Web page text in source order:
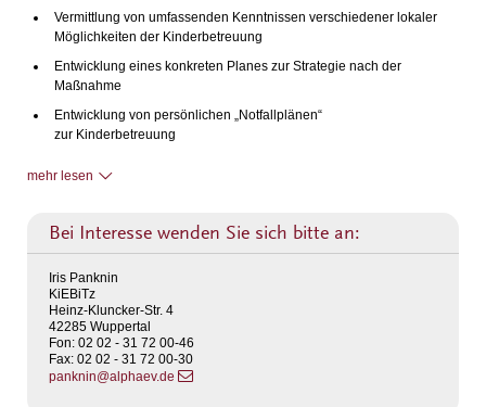
Vermittlung von umfassenden Kenntnissen verschiedener lokaler
Möglichkeiten der Kinderbetreuung
Entwicklung eines konkreten Planes zur Strategie nach der
Maßnahme
Entwicklung von persönlichen „Notfallplänen“
zur Kinderbetreuung
mehr lesen
Bei Interesse wenden Sie sich bitte an:
Iris Panknin
KiEBiTz
Heinz-Kluncker-Str. 4
42285 Wuppertal
Fon: 02 02 - 31 72 00-46
Fax: 02 02 - 31 72 00-30
panknin@alphaev.de